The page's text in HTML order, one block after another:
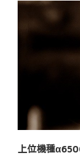
上位機種